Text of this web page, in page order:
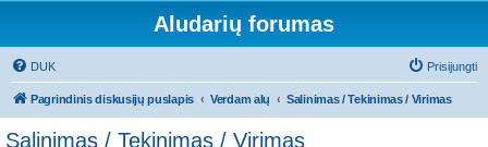
Aludarių forumas
DUK Prisijungti
Pagrindinis diskusijų puslapis Verdam alų Salinimas / Tekinimas / Virimas
Salinimas / Tekinimas / Virimas